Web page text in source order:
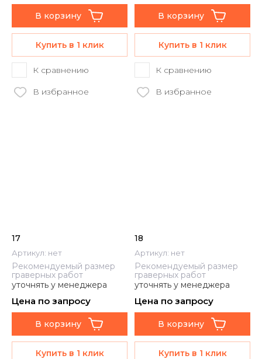
В корзину
Купить в 1 клик
К сравнению
В избранное
В корзину
Купить в 1 клик
К сравнению
В избранное
17
Артикул: нет
Рекомендуемый размер
граверных работ
уточнять у менеджера
Цена по запросу
В корзину
Купить в 1 клик
18
Артикул: нет
Рекомендуемый размер
граверных работ
уточнять у менеджера
Цена по запросу
В корзину
Купить в 1 клик